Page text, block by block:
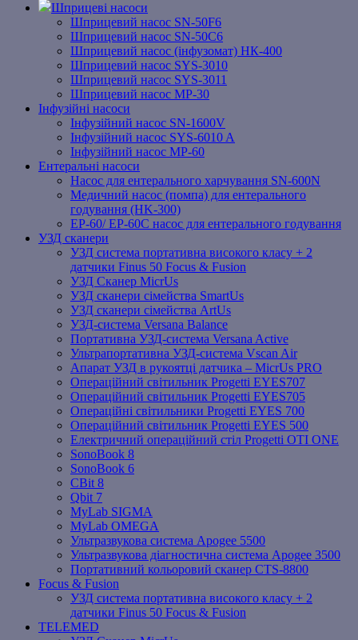
Шприцеві насоси
Шприцевий насос SN-50F6
Шприцевий насос SN-50C6
Шприцевий насос (інфузомат) НК-400
Шприцевий насос SYS-3010
Шприцевий насос SYS-3011
Шприцевий насос MP-30
Інфузійні насоси
Інфузійний насос SN-1600V
Інфузійний насос SYS-6010 A
Інфузійний насос MP-60
Ентеральні насоси
Насос для ентерального харчування SN-600N
Медичний насос (помпа) для ентерального
годування (HK-300)
EP-60/ EP-60C насос для ентерального годування
УЗД сканери
УЗД система портативна високого класу + 2
датчики Finus 50 Focus & Fusion
УЗД Сканер MicrUs
УЗД сканери сімейства SmartUs
УЗД сканери сімейства ArtUs
УЗД-система Versana Balance
Портативна УЗД-система Versana Active
Ультрапортативна УЗД-система Vscan Air
Апарат УЗД в рукоятці датчика – MicrUs PRO
Операційний світильник Progetti EYES707
Операційний світильник Progetti EYES705
Операційні світильники Progetti EYES 700
Операційний світильник Progetti EYES 500
Електричний операційний стіл Progetti OTI ONE
SonoBook 8
SonoBook 6
СBit 8
Qbit 7
MyLab SIGMA
MyLab OMEGA
Ультразвукова система Apogee 5500
Ультразвукова діагностична система Apogee 3500
Портативний кольоровий сканер CTS-8800
Focus & Fusion
УЗД система портативна високого класу + 2
датчики Finus 50 Focus & Fusion
TELEMED